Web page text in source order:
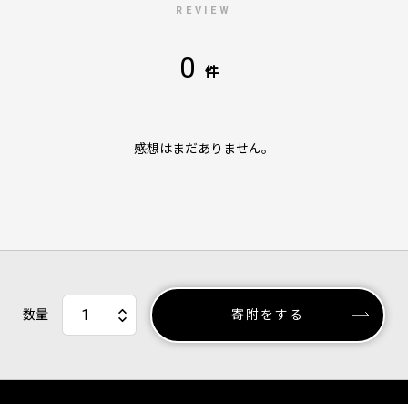
REVIEW
0 件
感想はまだありません。
数量 寄附をする